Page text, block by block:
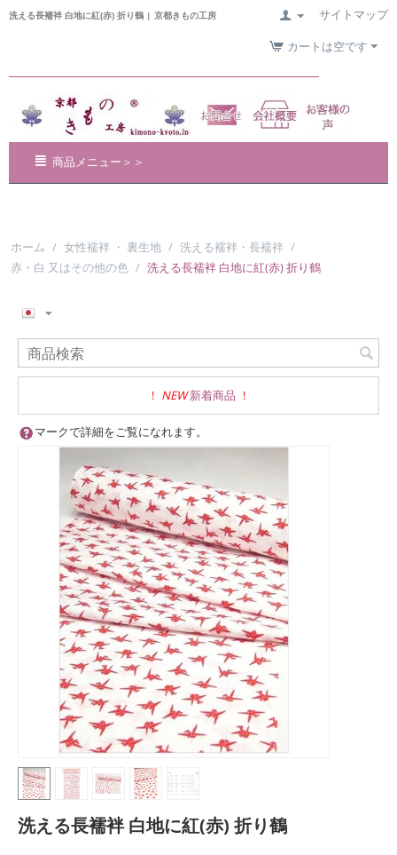
洗える長襦袢 白地に紅(赤) 折り鶴 | 京都きもの工房
サイトマップ
カートは空です
商品メニュー＞＞
ホーム / 女性襦袢 ・ 裏生地 / 洗える襦袢・長襦袢 /
赤・白 又はその他の色 / 洗える長襦袢 白地に紅(赤) 折り鶴
! NEW 新着商品 !
マークで詳細をご覧になれます。
洗える長襦袢 白地に紅(赤) 折り鶴